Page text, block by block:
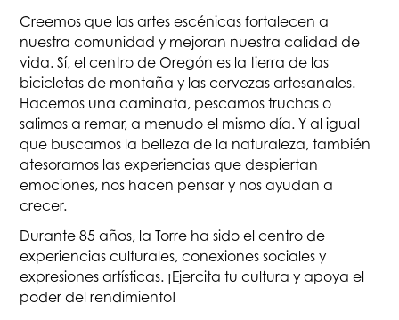
Creemos que las artes escénicas fortalecen a
nuestra comunidad y mejoran nuestra calidad de
vida. Sí, el centro de Oregón es la tierra de las
bicicletas de montaña y las cervezas artesanales.
Hacemos una caminata, pescamos truchas o
salimos a remar, a menudo el mismo día. Y al igual
que buscamos la belleza de la naturaleza, también
atesoramos las experiencias que despiertan
emociones, nos hacen pensar y nos ayudan a
crecer.
Durante 85 años, la Torre ha sido el centro de
experiencias culturales, conexiones sociales y
expresiones artísticas. ¡Ejercita tu cultura y apoya el
poder del rendimiento!